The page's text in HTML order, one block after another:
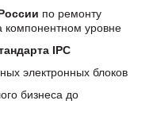
по ремонту
компонентном уровне
IPC
электронных блоков
бизнеса до